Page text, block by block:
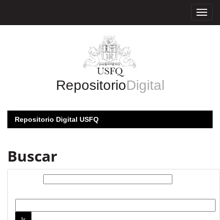
RepositorioDigital
Repositorio Digital USFQ
Buscar